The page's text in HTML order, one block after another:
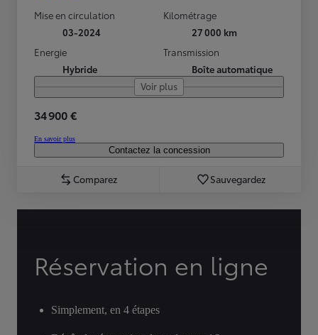
Mise en circulation
03-2024
Kilométrage
27 000 km
Energie
Hybride
Transmission
Boîte automatique
Voir plus
34 900 €
En savoir plus
Contactez la concession
Comparez Sauvegardez
Réservation en ligne
Simplement, en 4 étapes